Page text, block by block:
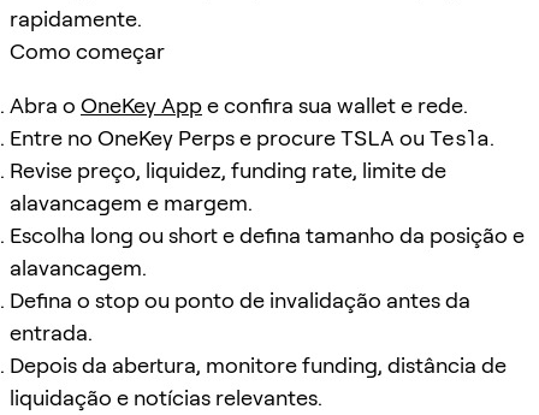
rapidamente.
Como começar
Abra o OneKey Appe confira sua wallet e rede.
Entre no OneKey Perps e procureTSLA ou Tesla.
Revise preço, liquidez, funding rate, limite de
alavancagem e margem.
Escolha long ou short e defina tamanho da posição e
alavancagem.
Defina o stop ou ponto de invalidação antes da
entrada.
Depois da abertura, monitore funding, distância de
liquidação e notícias relevantes.